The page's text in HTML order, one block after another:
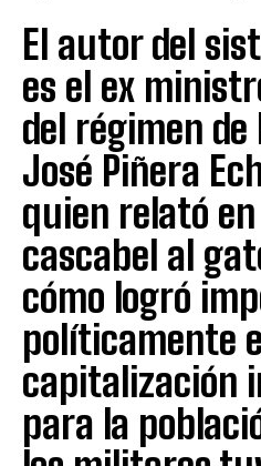
El autor del
es el ex
del régimen de
José Piñera
quien relató en
cascabel al
cómo logró
políticamente
capitalización
para la